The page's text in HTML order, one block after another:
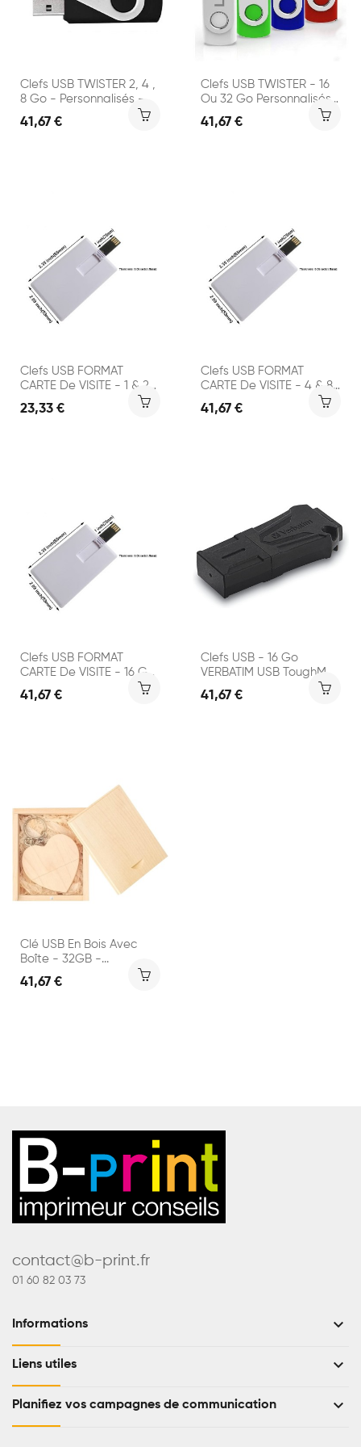
Clefs USB TWISTER 2, 4 ,
8 Go - Personnalisés -...
41,67 €
Clefs USB TWISTER - 16
Ou 32 Go Personnalisés
41,67 €
Clefs USB FORMAT
CARTE De VISITE - 1 & 2
23,33 €
Clefs USB FORMAT
CARTE De VISITE - 4 & 8
41,67 €
Clefs USB FORMAT
CARTE De VISITE - 16 Go
41,67 €
Clefs USB - 16 Go
VERBATIM USB ToughMax
41,67 €
Clé USB En Bois Avec
Boîte - 32GB -...
41,67 €
contact@b-print.fr
01 60 82 03 73
Informations keyboard_arrow_down
Liens utiles keyboard_arrow_down
Planifiez vos campagnes de communication keyboard_arrow_down